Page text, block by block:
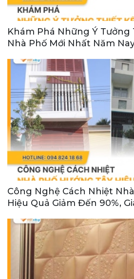
Khám Phá Những Ý Tưởng
Nhà Phố Mới Nhất Năm
Công Nghệ Cách Nhiệt
Hiệu Quả Giảm Đến 90%,